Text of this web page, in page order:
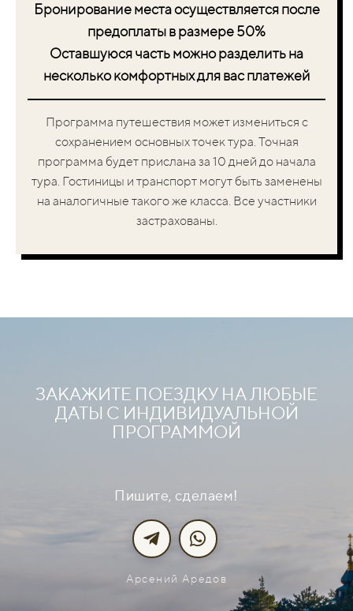
Бронирование места осуществляется после
предоплаты в размере 50%
Оставшуюся часть можно разделить на
несколько комфортных для вас платежей
Программа путешествия может измениться с
сохранением основных точек тура. Точная
программа будет прислана за 10 дней до начала
тура. Гостиницы и транспорт могут быть заменены
на аналогичные такого же класса. Все участники
застрахованы.
ЗАКАЖИТЕ ПОЕЗДКУ НАЛЮБЫЕ
ДАТЫ С ИНДИВИДУАЛЬНОЙ
ПРОГРАММОЙ
Пишите, сделаем!
Арсений Аредов